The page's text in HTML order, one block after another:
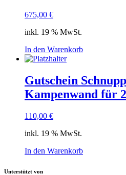
675,00 €
inkl. 19 % MwSt.
In den Warenkorb
Gutschein
Kampenwand für
110,00 €
inkl. 19 % MwSt.
In den Warenkorb
Unterstützt von